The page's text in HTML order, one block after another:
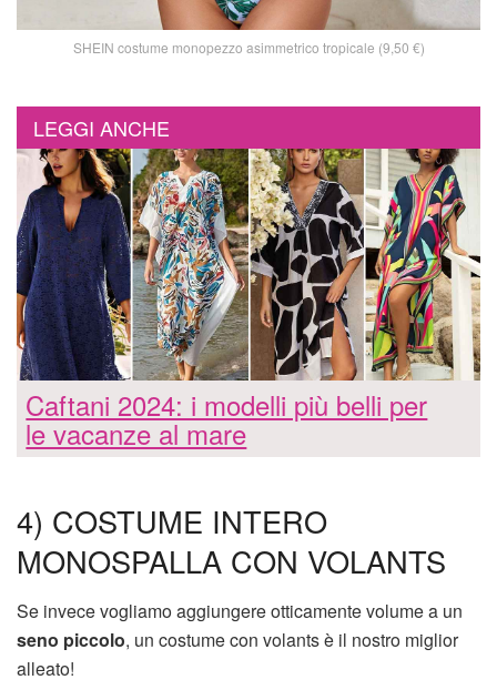
SHEIN costume monopezzo asimmetrico tropicale (9,50 €)
LEGGI ANCHE
Caftani 2024: i modelli più belli per
le vacanze al mare
4) COSTUME INTERO
MONOSPALLA CON VOLANTS
Se invece vogliamo aggiungere otticamente volume a un
seno piccolo, un costume con volants è il nostro miglior
alleato!